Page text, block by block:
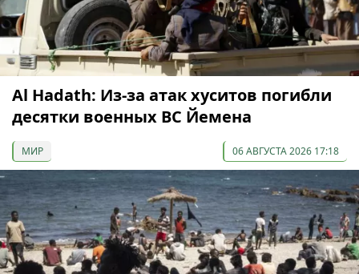
Al Hadath: Из-за атак хуситов погибли
десятки военных ВС Йемена
МИР 06 АВГУСТА 2026 17:18